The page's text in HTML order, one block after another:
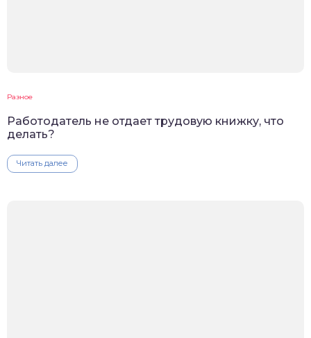
Разное
Работодатель не отдает трудовую книжку, что
делать?
Читать далее